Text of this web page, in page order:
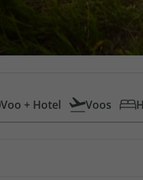
Voo + Hotel Voos